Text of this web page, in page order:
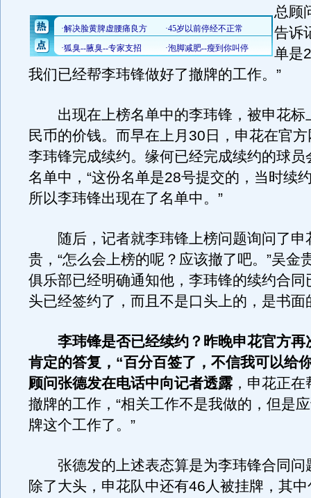
总顾
告诉
单是
我们已经帮李玮锋做好了撤牌的工作。”
出现在上榜名单中的李玮锋，被申花标
民币的价钱。而早在上月30日，申花在官
李玮锋完成续约。缘何已经完成续约的球员
名单中，“这份名单是28号提交的，当时续
所以李玮锋出现在了名单中。”
随后，记者就李玮锋上榜问题询问了申
贵，“怎么会上榜的呢？应该撤了吧。”吴金
俱乐部已经明确通知他，李玮锋的续约合同
头已经签约了，而且不是口头上的，是书面
李玮锋是否已经续约？昨晚申花官方再
肯定的答复，“百分百签了，不信我可以给
顾问张德发在电话中向记者透露，申花正在
撤牌的工作，“相关工作不是我做的，但是
牌这个工作了。”
张德发的上述表态算是为李玮锋合同问
除了大头，申花队中还有46人被挂牌，其